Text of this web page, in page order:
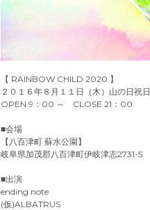
【 RAINBOW CHILD 2020 】
２０１６年８月１１日（木）山の日祝日
OPEN 9：00 ～ CLOSE 21：00
■会場
【八百津町 蘇水公園】
岐阜県加茂郡八百津町伊岐津志2731-5
■出演
ending note
(仮)ALBATRUS